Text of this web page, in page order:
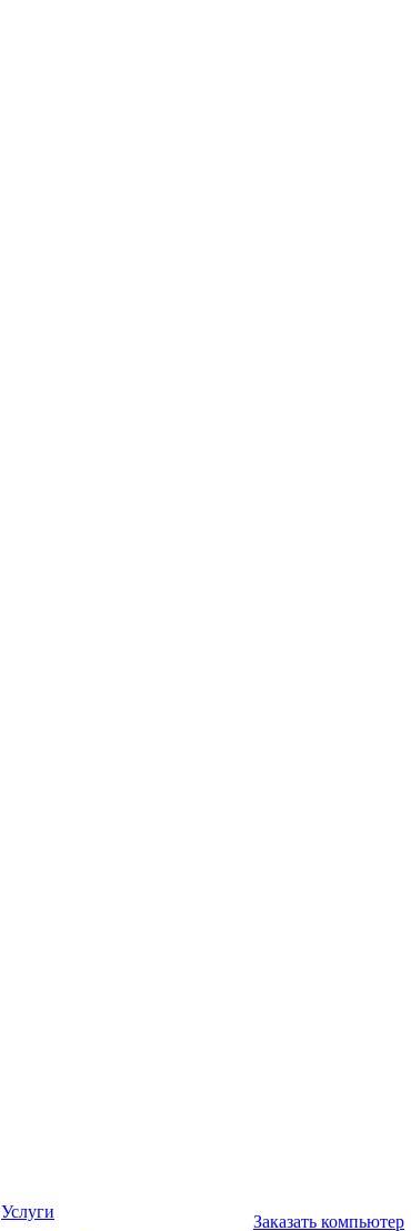
Услуги
Заказать компьютер